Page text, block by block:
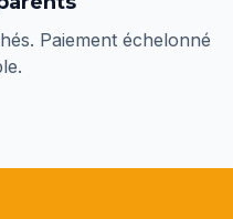
Paiement échelonné